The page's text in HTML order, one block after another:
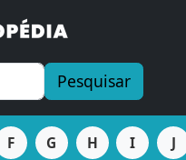
Pesquisar
F G H I J